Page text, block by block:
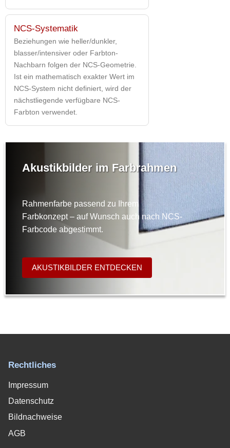
NCS-Systematik
Beziehungen wie heller/dunkler,
blasser/intensiver oder Farbton-
Nachbarn folgen der NCS-Geometrie.
Ist ein mathematisch exakter Wert im
NCS-System nicht definiert, wird der
nächstliegende verfügbare NCS-
Farbton verwendet.
Akustikbilder im Farbrahmen
Rahmenfarbe passend zu Ihrem
Farbkonzept – auf Wunsch auch nach NCS-
Farbcode abgestimmt.
AKUSTIKBILDER ENTDECKEN
Rechtliches
Impressum
Datenschutz
Bildnachweise
AGB